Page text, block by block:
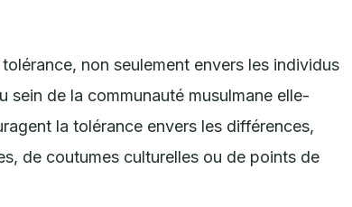
non seulement envers les individus
sein de la communauté musulmane elle-
la tolérance envers les différences,
de coutumes culturelles ou de points de